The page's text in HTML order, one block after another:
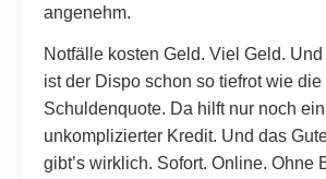
angenehm.
Notfälle kosten Geld. Viel Geld. Und
ist der Dispo schon so tiefrot wie die
Schuldenquote. Da hilft nur noch
unkomplizierter Kredit. Und das
gibt’s wirklich. Sofort. Online. Ohne